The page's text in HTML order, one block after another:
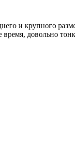
и крупного
довольно